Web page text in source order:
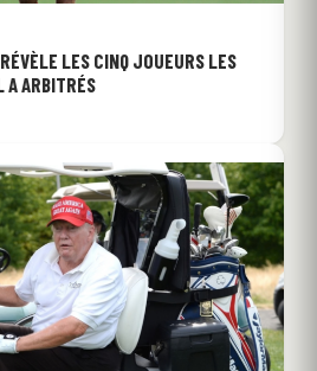
LES CINQ JOUEURS LES
A ARBITRÉS